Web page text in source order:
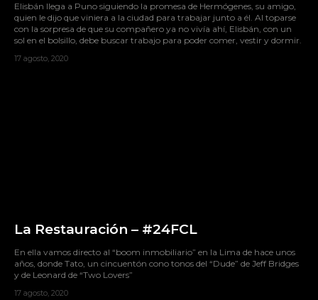
Elisbán llega a Puno siguiendo la promesa de Hermógenes, su amigo,
quien le dijo que viniera a la ciudad para trabajar junto a él. Al toparse
con la sorpresa de que su compañero ya no vivía ahí, Elisbán, con un
sol en el bolsillo, debe buscar trabajo para poder comer, vestir y dormir.
17 agosto, 2020
La Restauración – #24FCL
En ella vamos directo al “boom inmobiliario” en la Lima de hace unos
años, donde Tato, un cincuentón cono tonos del “Dude” de Jeff Bridges
y de Leonard de “Two Lovers”
17 agosto, 2020